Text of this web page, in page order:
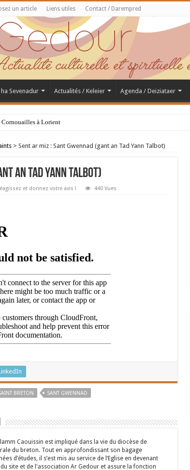
un article Liens utiles Contact / Darempred
Sevenadur Actualités / Keleier Agenda / Deiziataer
Cornouailles à Lorient
> Sent ar miz : Sant Gwennad (gant an Tad Yann Talbot)
an Tad Yann Talbot)
et donnez votre avis ! 440 Vues
BRETON SANT GWENNAD
Caouissin est impliqué dans la vie du diocèse de
du breton. Tout en approfondissant son bagage
d’études, il s’est mis au service de l’Eglise en devenant
site et de l'association Ar Gedour et assure la fonction